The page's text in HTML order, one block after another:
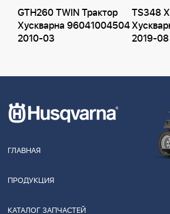
GTH260 TWIN Трактор
Хускварна 96041004504
2010-03
TS348
2019-08
ГЛАВНАЯ
ПРОДУКЦИЯ
КАТАЛОГ ЗАПЧАСТЕЙ